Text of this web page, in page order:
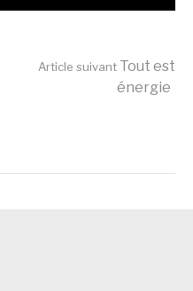
Article suivant Tout est
énergie